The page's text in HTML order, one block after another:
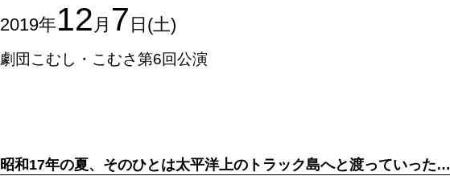
2019年12 月 7 日(土)
劇団こむし・こむさ第6回公演
昭和17年の夏、そのひとは太平洋上のトラック島へと渡っていった…